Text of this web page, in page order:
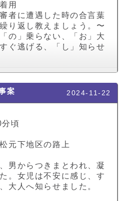
用
者に遭遇した時の合言葉
り返し教えましょう。〜
の」乗らない、「お」大
ぐ逃げる、「し」知らせ
案 2024-11-22
頃
元下地区の路上
男からつきまとわれ、凝
。女児は不安に感じ、す
大人へ知らせました。